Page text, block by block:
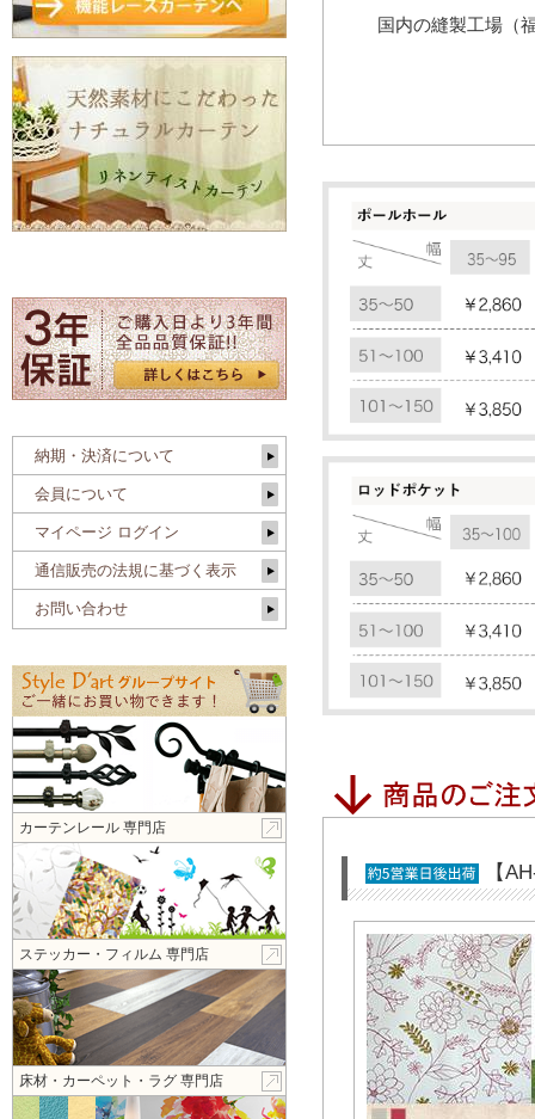
国内の縫製工場（
【
納期・決済について
会員について
マイページ ログイン
通信販売の法規に基づく表示
お問い合わせ
カーテンレール 専門店
ステッカー・フィルム 専門店
床材・カーペット・ラグ 専門店